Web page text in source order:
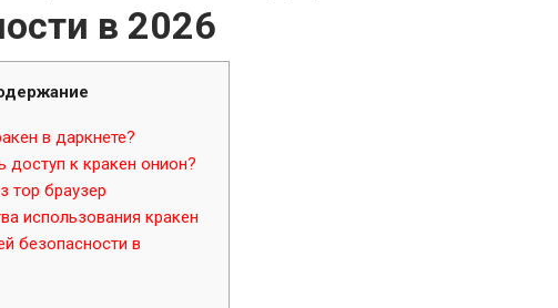
в 2026
в даркнете?
доступ к кракен онион?
тор браузер
использования кракен
безопасности в